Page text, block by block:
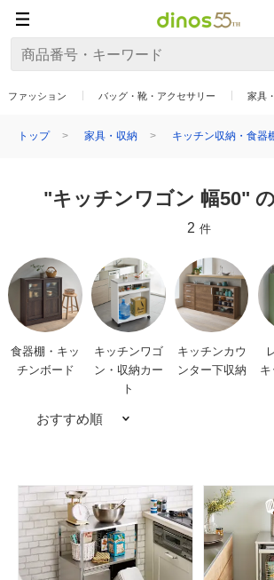
ファッション バッグ・靴・アクセサリー 家具
トップ 家具・収納 キッチン収納・食器
"キッチンワゴン 幅50"
2 件
食器棚・キッ
チンボード
キッチンワゴ
ン・収納カー
ト
キッチンカウ
ンター下収納
キ
おすすめ順